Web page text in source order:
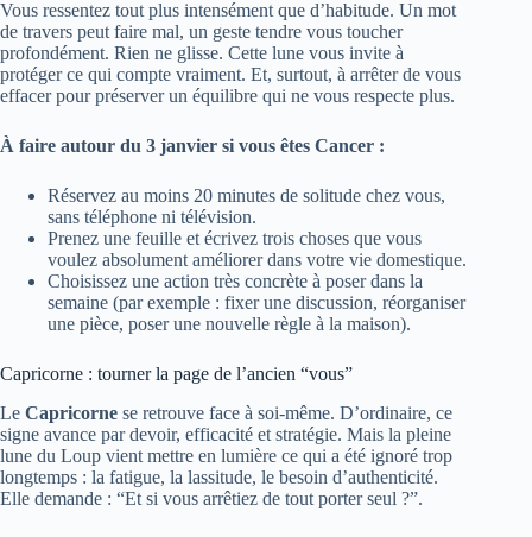
Vous ressentez tout plus intensément que d’habitude. Un mot
de travers peut faire mal, un geste tendre vous toucher
profondément. Rien ne glisse. Cette lune vous invite à
protéger ce qui compte vraiment. Et, surtout, à arrêter de vous
effacer pour préserver un équilibre qui ne vous respecte plus.
À faire autour du 3 janvier si vous êtes Cancer :
Réservez au moins 20 minutes de solitude chez vous,
sans téléphone ni télévision.
Prenez une feuille et écrivez trois choses que vous
voulez absolument améliorer dans votre vie domestique.
Choisissez une action très concrète à poser dans la
semaine (par exemple : fixer une discussion, réorganiser
une pièce, poser une nouvelle règle à la maison).
Capricorne : tourner la page de l’ancien “vous”
Le Capricorne se retrouve face à soi-même. D’ordinaire, ce
signe avance par devoir, efficacité et stratégie. Mais la pleine
lune du Loup vient mettre en lumière ce qui a été ignoré trop
longtemps : la fatigue, la lassitude, le besoin d’authenticité.
Elle demande : “Et si vous arrêtiez de tout porter seul ?”.